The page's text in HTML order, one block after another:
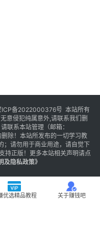
备2022000376号 本站所有
意侵犯纯属意外,请联系我们删
联系本站管理（邮箱：
除！本站所发布的一切学习教
；请勿用于商业用途，请自觉下
持正版！更多本站相关声明请点
及隐私政策》
优选精品教程 关于赚钱吧